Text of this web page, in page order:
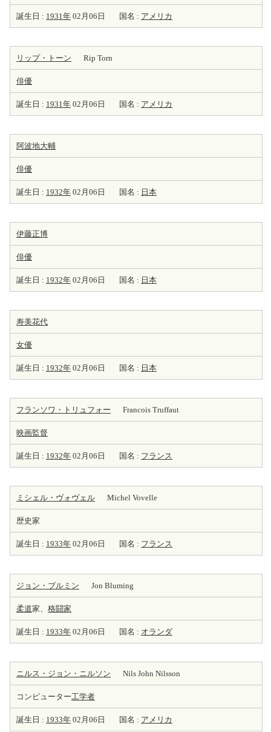
誕生日 : 1931年 02月06日 国名 : アメリカ
リップ・トーン Rip Torn
俳優
誕生日 : 1931年 02月06日 国名 : アメリカ
阿波地大輔
俳優
誕生日 : 1932年 02月06日 国名 : 日本
伊藤正博
俳優
誕生日 : 1932年 02月06日 国名 : 日本
寿美花代
女優
誕生日 : 1932年 02月06日 国名 : 日本
フランソワ・トリュフォー Francois Truffaut
映画監督
誕生日 : 1932年 02月06日 国名 : フランス
ミシェル・ヴォヴェル Michel Vovelle
歴史家
誕生日 : 1933年 02月06日 国名 : フランス
ジョン・ブルミン Jon Bluming
柔道家、 格闘家
誕生日 : 1933年 02月06日 国名 : オランダ
ニルス・ジョン・ニルソン Nils John Nilsson
コンピューター工学者
誕生日 : 1933年 02月06日 国名 : アメリカ